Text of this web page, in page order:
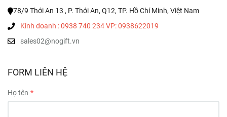
78/9 Thới An 13 , P. Thới An, Q12, TP. Hồ Chí Minh, Việt Nam
Kinh doanh : 0938 740 234 VP: 0938622019
sales02@nogift.vn
FORM LIÊN HỆ
Họ tên